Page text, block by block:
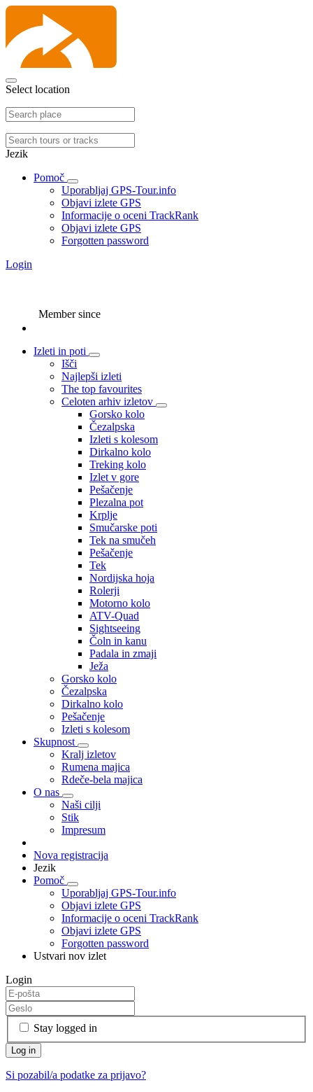
Select location
Jezik
Pomoč
Uporabljaj GPS-Tour.info
Objavi izlete GPS
Informacije o oceni TrackRank
Objavi izlete GPS
Forgotten password
Login
Member since
Izleti in poti
Išči
Najlepši izleti
The top favourites
Celoten arhiv izletov
Gorsko kolo
Čezalpska
Izleti s kolesom
Dirkalno kolo
Treking kolo
Izlet v gore
Pešačenje
Plezalna pot
Krplje
Smučarske poti
Tek na smučeh
Pešačenje
Tek
Nordijska hoja
Rolerji
Motorno kolo
ATV-Quad
Sightseeing
Čoln in kanu
Padala in zmaji
Ježa
Gorsko kolo
Čezalpska
Dirkalno kolo
Pešačenje
Izleti s kolesom
Skupnost
Kralj izletov
Rumena majica
Rdeče-bela majica
O nas
Naši cilji
Stik
Impresum
Nova registracija
Jezik
Pomoč
Uporabljaj GPS-Tour.info
Objavi izlete GPS
Informacije o oceni TrackRank
Objavi izlete GPS
Forgotten password
Ustvari nov izlet
Login
Stay logged in
Si pozabil/a podatke za prijavo?